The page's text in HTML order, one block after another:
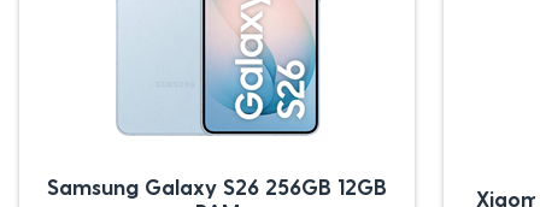
Samsung Galaxy S26 256GB 12GB